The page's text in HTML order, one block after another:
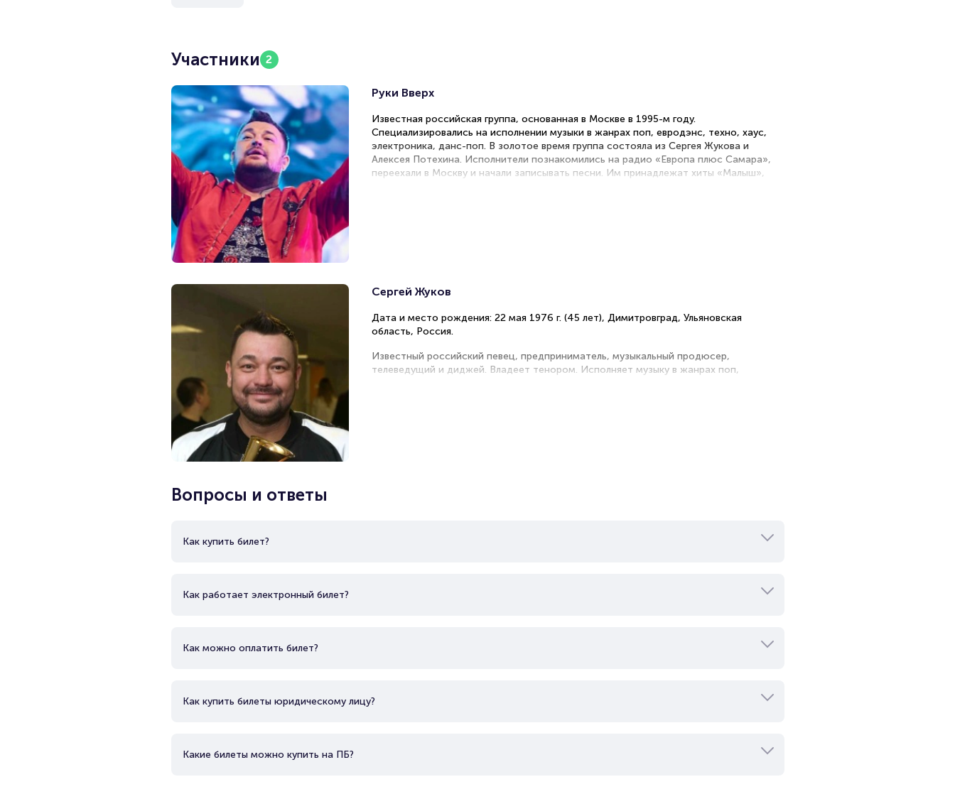
Участники 2
Руки Вверх
Известная российская группа, основанная в Москве в 1995-м году.
Специализировались на исполнении музыки в жанрах поп, евродэнс, техно, хаус,
электроника, данс-поп. В золотое время группа состояла из Сергея Жукова и
Алексея Потехина. Исполнители познакомились на радио «Европа плюс Самара»,
переехали в Москву и начали записывать песни. Им принадлежат хиты «Малыш»,
Сергей Жуков
Дата и место рождения: 22 мая 1976 г. (45 лет), Димитровград, Ульяновская
область, Россия.
Известный российский певец, предприниматель, музыкальный продюсер,
телеведущий и диджей. Владеет тенором. Исполняет музыку в жанрах поп,
Вопросы и ответы
Как купить билет?
Как работает электронный билет?
Как можно оплатить билет?
Как купить билеты юридическому лицу?
Какие билеты можно купить на ПБ?